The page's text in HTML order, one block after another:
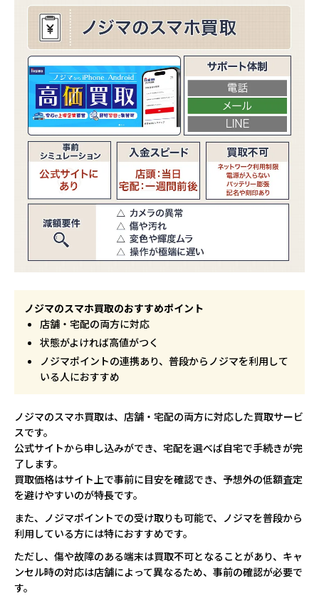
ノジマのスマホ買取のおすすめポイント
店舗・宅配の両方に対応
状態がよければ高値がつく
ノジマポイントの連携あり、普段からノジマを利用して
いる人におすすめ
ノジマのスマホ買取は、店舗・宅配の両方に対応した買取サービ
スです。
公式サイトから申し込みができ、宅配を選べば自宅で手続きが完
了します。
買取価格はサイト上で事前に目安を確認でき、予想外の低額査定
を避けやすいのが特長です。
また、ノジマポイントでの受け取りも可能で、ノジマを普段から
利用している方には特におすすめです。
ただし、傷や故障のある端末は買取不可となることがあり、キャ
ンセル時の対応は店舗によって異なるため、事前の確認が必要で
す。